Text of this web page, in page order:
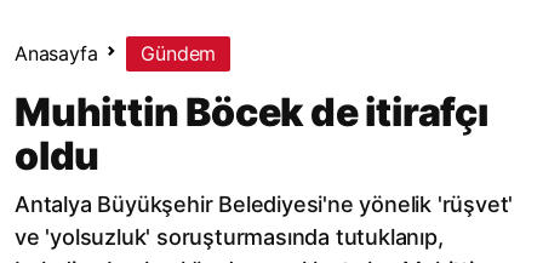
Anasayfa Gündem
Muhittin Böcek de itirafçı
oldu
Antalya Büyükşehir Belediyesi'ne yönelik 'rüşvet'
ve 'yolsuzluk' soruşturmasında tutuklanıp,